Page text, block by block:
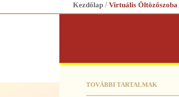
Kezdőlap /Virtuális Öltözőszoba
TOVÁBBI TARTALMAK